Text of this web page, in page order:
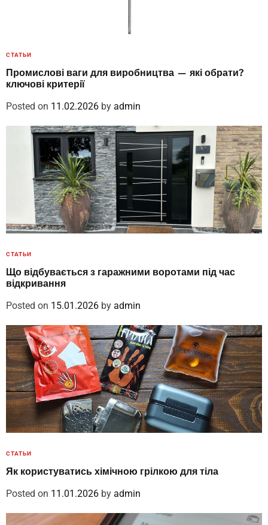
СТАТЬИ
Промислові ваги для виробництва — які обрати?
ключові критерії
Posted on 11.02.2026 by admin
СТАТЬИ
Що відбувається з гаражними воротами під час
відкривання
Posted on 15.01.2026 by admin
СТАТЬИ
Як користуватись хімічною грілкою для тіла
Posted on 11.01.2026 by admin